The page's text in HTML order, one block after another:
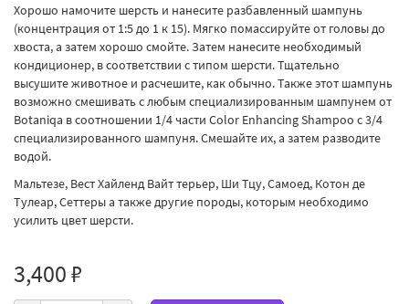
Хорошо намочите шерсть и нанесите разбавленный шампунь
(концентрация от 1:5 до 1 к 15). Мягко помассируйте от головы до
хвоста, а затем хорошо смойте. Затем нанесите необходимый
кондиционер, в соответствии с типом шерсти. Тщательно
высушите животное и расчешите, как обычно. Также этот шампунь
возможно смешивать с любым специализированным шампунем от
Botaniqa в соотношении 1/4 части Color Enhancing Shampoo с 3/4
специализированного шампуня. Смешайте их, а затем разводите
водой.
Мальтезе, Вест Хайленд Вайт терьер, Ши Тцу, Самоед, Котон де
Тулеар, Сеттеры а также другие породы, которым необходимо
усилить цвет шерсти.
3,400 ₽